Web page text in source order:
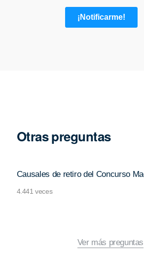
Otras preguntas
Causales de retiro del Concurso
4.441 veces
Ver más preguntas